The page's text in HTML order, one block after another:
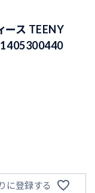
ース TEENY
1405300440
に登録する